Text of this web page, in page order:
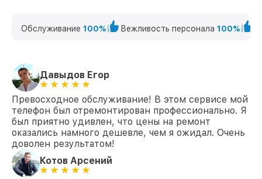
Обслуживание 100% Вежливость персонала 100%
Давыдов Егор
Превосходное обслуживание! В этом сервисе мой
телефон был отремонтирован профессионально. Я
был приятно удивлен, что цены на ремонт
оказались намного дешевле, чем я ожидал. Очень
доволен результатом!
Котов Арсений